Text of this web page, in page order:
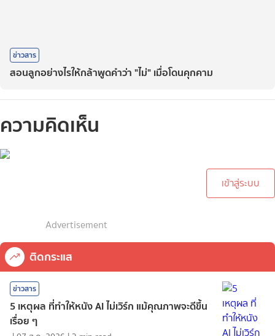
ข่าวสาร
สอนลูกอย่างไรให้กล้าพูดคำว่า "ไม่" เมื่อโดนคุกคาม
ความคิดเห็น
เข้าสู่ระบบ
Advertisement
ติดกระแส
ข่าวสาร
5 เหตุผล ที่ทำให้หนัง AI ไม่เวิร์ก แม้คุณภาพจะดีขึ้น
เรื่อย ๆ